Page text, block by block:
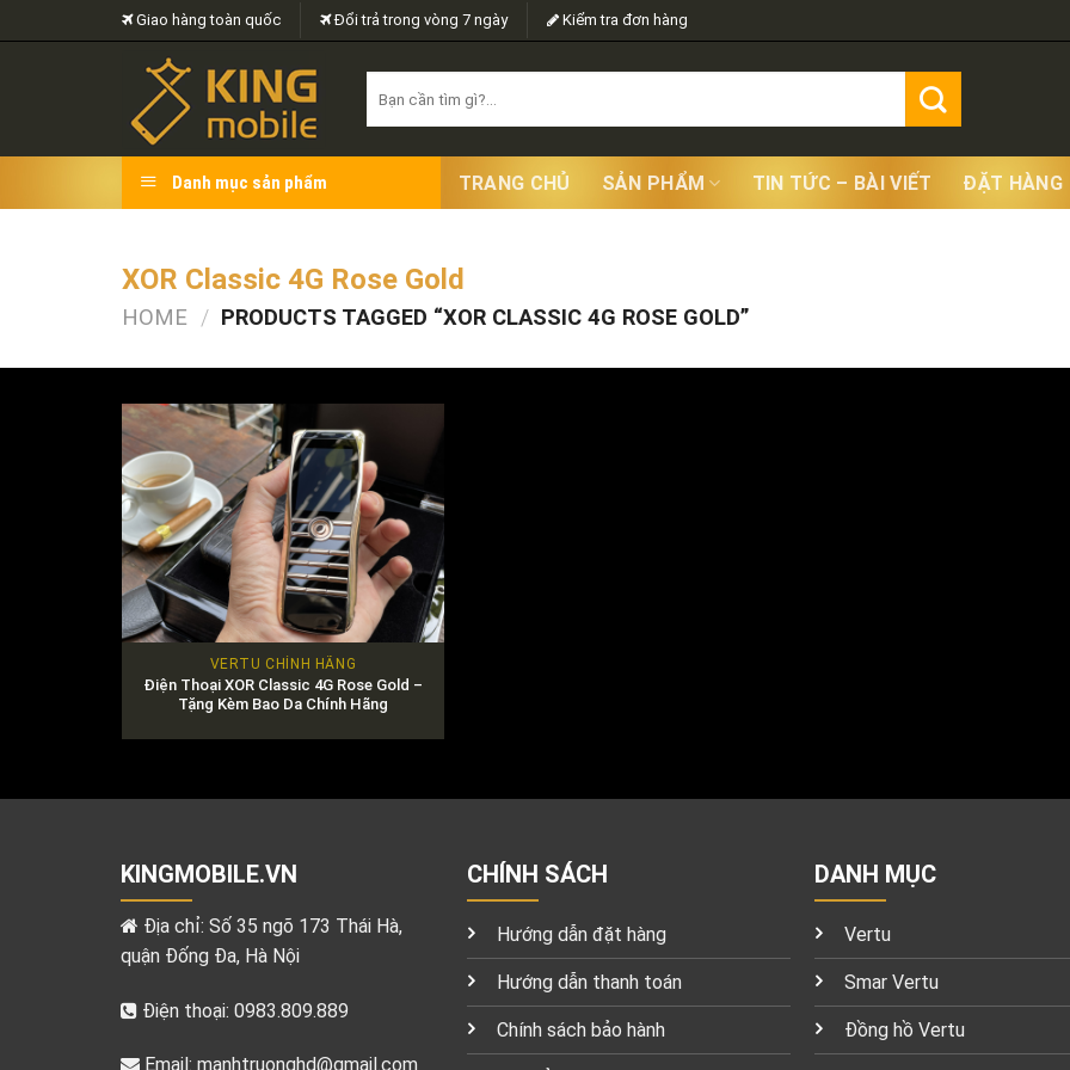
to
Giao hàng toàn quốc Đổi trả trong vòng 7 ngày Kiểm tra đơn hàng
for:
Danh mục sản phẩm TRANG CHỦ SẢN PHẨM TIN TỨC – BÀI VIẾT ĐẶT HÀNG
XOR Classic 4G Rose Gold
HOME / PRODUCTS TAGGED “XOR CLASSIC 4G ROSE GOLD”
VERTU CHÍNH HÃNG
Điện Thoại XOR Classic 4G Rose Gold –
Tặng Kèm Bao Da Chính Hãng
KINGMOBILE.VN
Địa chỉ: Số 35 ngõ 173 Thái Hà,
quận Đống Đa, Hà Nội
Điện thoại: 0983.809.889
Email: manhtruonghd@gmail.com
CHÍNH SÁCH
Hướng dẫn đặt hàng
Hướng dẫn thanh toán
Chính sách bảo hành
DANH MỤC
Vertu
Smar Vertu
Đồng hồ Vertu